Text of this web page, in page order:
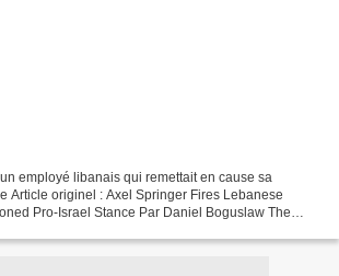
employé libanais qui remettait en cause sa
Article originel : Axel Springer Fires Lebanese
Pro-Israel Stance Par Daniel Boguslaw The